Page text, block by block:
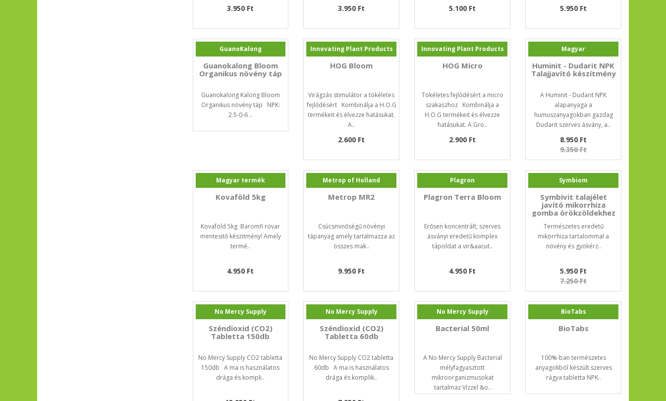
3.950 Ft 3.950 Ft 5.100 Ft 5.950 Ft
GuanoKalong
Guanokalong Bloom
Organikus növény táp
Guanokalong Kalong Bloom
Organikus növény táp NPK:
2.5-0-6 ..
Innovating Plant Products
HOG Bloom
Virágzás stimulátor a tökéletes
fejlődésért Kombinálja a H.O.G
termékeit és élvezze hatásukat.
A..
2.600 Ft
Innovating Plant Products
HOG Micro
Tökéletes fejlődésért a micro
szakaszhoz Kombinálja a
H.O.G termékeit és élvezze
hatásukat. A Gro..
2.900 Ft
Magyar
Huminit - Dudarit NPK
Talajjavító készítmény
A Huminit - Dudarit NPK
alapanyaga a
humuszanyagokban gazdag
Dudarit szerves ásvány, a..
8.950 Ft
9.350 Ft
Magyar termék
Kovaföld 5kg
Kovaföld 5kg Baromfi rovar
mentesitő készitmény! Amely
termé..
4.950 Ft
Metrop of Holland
Metrop MR2
Csúcsminőségű növényi
tápanyag amely tartalmazza az
összes mak..
9.950 Ft
Plagron
Plagron Terra Bloom
Erősen koncentrált, szerves
ásványi eredetű komplex
tápoldat a vir&aacut..
4.950 Ft
Symbiom
Symbivit talajélet
javító mikorrhiza
gomba örökzöldekhez
Természetes eredetű
mikorrhiza tartalommal a
növény és gyökérz..
5.950 Ft
7.250 Ft
No Mercy Supply
Széndioxid (CO2)
Tabletta 150db
No Mercy Supply CO2 tabletta
150db A ma is használatos
drága és kompli..
No Mercy Supply
Széndioxid (CO2)
Tabletta 60db
No Mercy Supply CO2 tabletta
60db A ma is használatos
drága és komplik..
No Mercy Supply
Bacterial 50ml
A No Mercy Supply Bacterial
mélyfagyasztott
mikroorganizmusokat
tartalmaz Vízzel &o..
BioTabs
BioTabs
100%-ban természetes
anyagokból készült szerves
rágya tabletta NPK..